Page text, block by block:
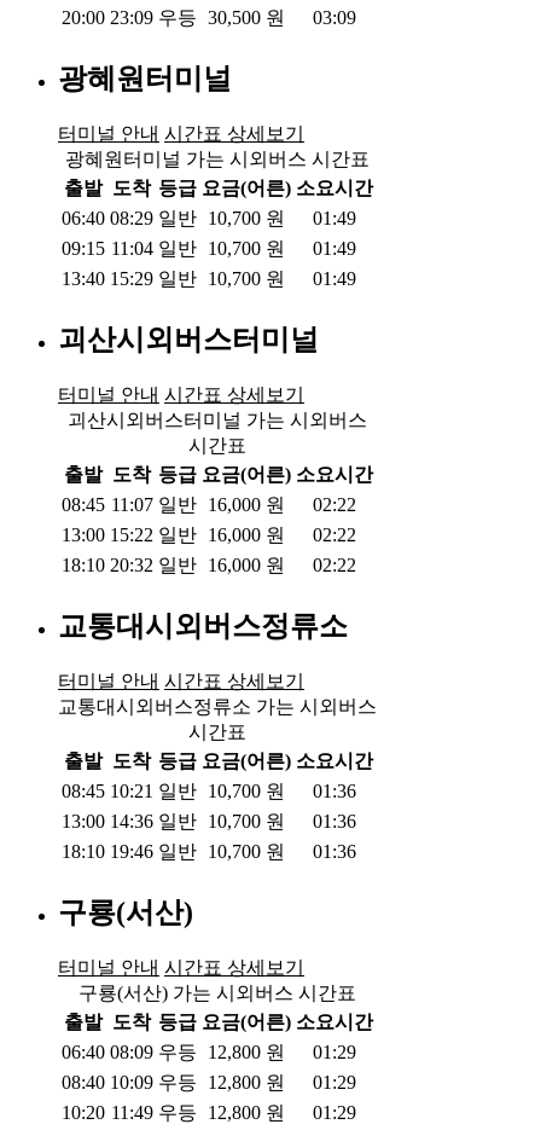
20:00 23:09 우등 30,500 원 03:09
광혜원터미널
터미널 안내 시간표 상세보기
광혜원터미널 가는 시외버스 시간표
출발 도착 등급 요금(어른) 소요시간
06:40 08:29 일반 10,700 원
01:49
09:15 11:04 일반 10,700 원
01:49
13:40 15:29 일반 10,700 원 01:49
괴산시외버스터미널
터미널 안내 시간표 상세보기
괴산시외버스터미널 가는 시외버스
시간표
출발 도착 등급 요금(어른) 소요시간
08:45 11:07 일반 16,000 원
02:22
13:00 15:22 일반 16,000 원
02:22
18:10 20:32 일반 16,000 원 02:22
교통대시외버스정류소
터미널 안내 시간표 상세보기
교통대시외버스정류소 가는 시외버스
시간표
출발 도착 등급 요금(어른) 소요시간
08:45 10:21 일반 10,700 원
01:36
13:00 14:36 일반 10,700 원
01:36
18:10 19:46 일반 10,700 원 01:36
구룡(서산)
터미널 안내 시간표 상세보기
구룡(서산) 가는 시외버스 시간표
출발 도착 등급 요금(어른) 소요시간
06:40 08:09 우등 12,800 원
01:29
08:40 10:09 우등 12,800 원
01:29
10:20 11:49 우등 12,800 원
01:29